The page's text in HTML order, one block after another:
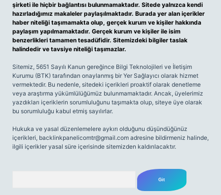
şirketi ile hiçbir bağlantısı bulunmamaktadır. Sitede yalnızca kendi
hazırladığımız makaleler paylaşılmaktadır. Burada yer alan içerikler
haber niteliği taşımamakta olup, gerçek kurum ve kişiler hakkında
paylaşım yapılmamaktadır. Gerçek kurum ve kişiler ile isim
benzerlikleri tamamen tesadüfidir. Sitemizdeki bilgiler taslak
halindedir ve tavsiye niteliği taşımazlar.
Sitemiz, 5651 Sayılı Kanun gereğince Bilgi Teknolojileri ve İletişim
Kurumu (BTK) tarafından onaylanmış bir Yer Sağlayıcı olarak hizmet
vermektedir. Bu nedenle, sitedeki içerikleri proaktif olarak denetleme
veya araştırma yükümlülüğümüz bulunmamaktadır. Ancak, üyelerimiz
yazdıkları içeriklerin sorumluluğunu taşımakta olup, siteye üye olarak
bu sorumluluğu kabul etmiş sayılırlar.
Hukuka ve yasal düzenlemelere aykırı olduğunu düşündüğünüz
içerikleri, backlinkpanelicomtr@gmail.com adresine bildirmeniz halinde,
ilgili içerikler yasal süre içerisinde sitemizden kaldırılacaktır.